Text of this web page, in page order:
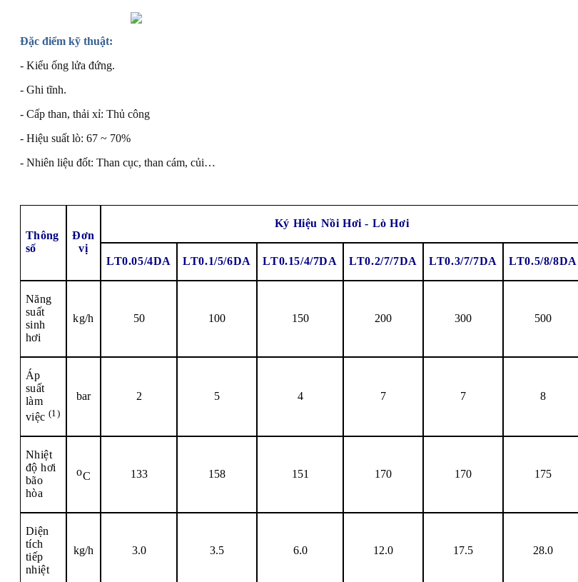
Đặc điểm kỹ thuật:
- Kiểu ống lửa đứng.
- Ghi tĩnh.
- Cấp than, thải xỉ: Thủ công
- Hiệu suất lò: 67 ~ 70%
- Nhiên liệu đốt: Than cục, than cám, củi…
Thông
số
Đơn
vị
Ký Hiệu Nồi Hơi - Lò Hơi
LT0.05/4DA LT0.1/5/6DA LT0.15/4/7DA LT0.2/7/7DA LT0.3/7/7DA LT0.5/8/8DA
Năng
suất
sinh
hơi
kg/h 50 100 150 200 300 500
Áp
suất
làm
việc (1)
bar 2 5 4 7 7 8
Nhiệt
độ hơi
bão
hòa
oC 133 158 151 170 170 175
Diện
tích
tiếp
nhiệt
kg/h 3.0 3.5 6.0 12.0 17.5 28.0